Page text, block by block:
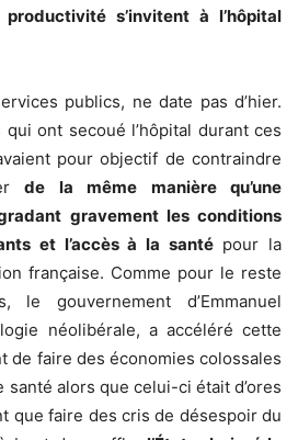
s’invitent à l’hôpital
publics, ne date pas d’hier.
ont secoué l’hôpital durant ces
pour objectif de contraindre
de la même manière qu’une
gravement les conditions
et l’accès à la santé pour la
française. Comme pour le reste
le gouvernement d’Emmanuel
néolibérale, a accéléré cette
de faire des économies colossales
alors que celui-ci était d’ores
que faire des cris de désespoir du